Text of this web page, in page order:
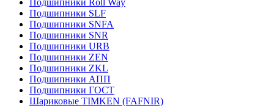
Подшипники Roll Way
Подшипники SLF
Подшипники SNFA
Подшипники SNR
Подшипники URB
Подшипники ZEN
Подшипники ZKL
Подшипники АПП
Подшипники ГОСТ
Шариковые ТІMKEN (FAFNIR)